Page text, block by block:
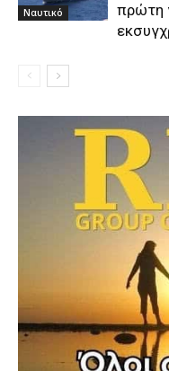
Ναυτικό
πρώτη